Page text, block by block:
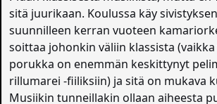
sitä juurikaan. Koulussa käy
suunnilleen kerran vuoteen
soittaa johonkin väliin klassista
porukka on enemmän keskittynyt
rillumarei -fiiliksiin) ja sitä on mukava
Musiikin tunneillakin ollaan aiheesta